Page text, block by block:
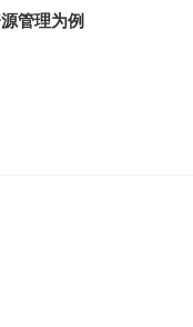
管理为例